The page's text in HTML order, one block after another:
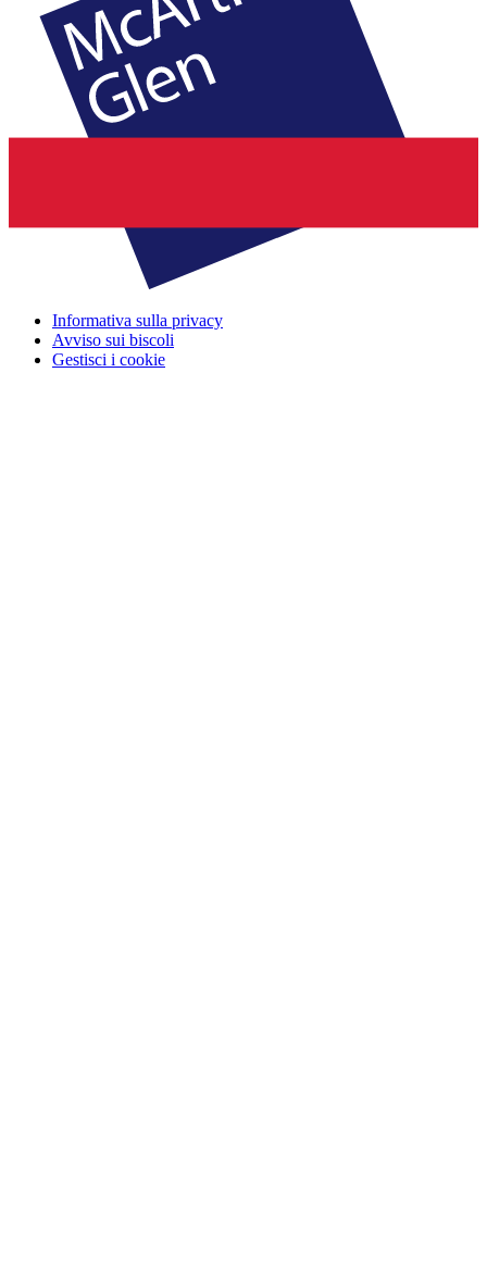
Informativa sulla privacy
Avviso sui biscoli
Gestisci i cookie